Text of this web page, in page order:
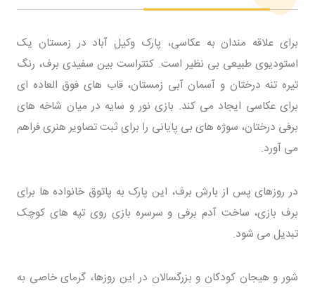
برای علاقه مندان به عکاسی، پارک وکیل آباد در زمستان یک
استودیوی طبیعی بی نظیر است. کنتراست بین سفیدی برف، رنگ
تیره تنه درختان و آسمان آبی زمستان، قاب های فوق العاده ای
برای عکاسی ایجاد می کند. بازی نور و سایه در میان شاخه های
برفی درختان، سوژه های بی پایانی را برای ثبت تصاویر هنری فراهم
می آورد.
در روزهای پس از بارش برف، این پارک به پاتوق خانواده ها برای
برف بازی، ساخت آدم برفی و سرسره بازی روی تپه های کوچک
تبدیل می شود.
شور و هیجان کودکان و بزرگسالان در این روزها، گرمای خاصی به